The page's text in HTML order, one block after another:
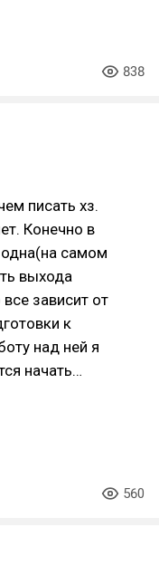
838
писать хз.
Конечно в
одна(на самом
выхода
зависит от
к
над ней я
начать…
560